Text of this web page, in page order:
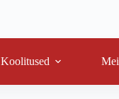
Koolitused